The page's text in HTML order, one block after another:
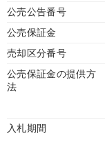
公売公告番号
公売保証金
売却区分番号
公売保証金の提供方
法
入札期間